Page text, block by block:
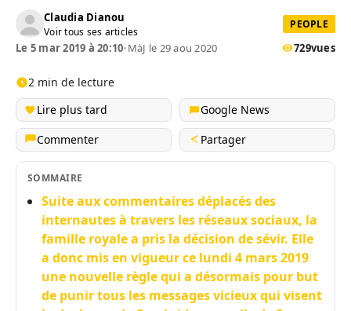
Claudia Dianou
Voir tous ses articles
PEOPLE
Le 5 mar 2019 à 20:10•MàJ le 29 aou 2020 729vues
2 min de lecture
Lire plus tard
Google News
Commenter
Partager
SOMMAIRE
Suite aux commentaires déplacés des
internautes à travers les réseaux sociaux, la
famille royale a pris la décision de sévir. Elle
a donc mis en vigueur ce lundi 4 mars 2019
une nouvelle règle qui a désormais pour but
de punir tous les messages vicieux qui visent